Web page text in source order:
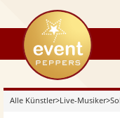
eventpeppers
Alle Künstler>Live-Musiker>